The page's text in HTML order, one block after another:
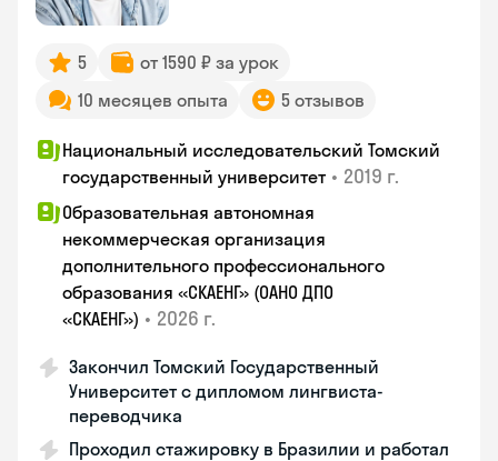
5
от 1590 ₽ за урок
10 месяцев опыта
5 отзывов
Национальный исследовательский Томский
государственный университет • 2019 г.
Образовательная автономная
некоммерческая организация
дополнительного профессионального
образования «СКАЕНГ» (ОАНО ДПО
«СКАЕНГ») • 2026 г.
Закончил Томский Государственный
Университет с дипломом лингвиста-
переводчика
Проходил стажировку в Бразилии и работал